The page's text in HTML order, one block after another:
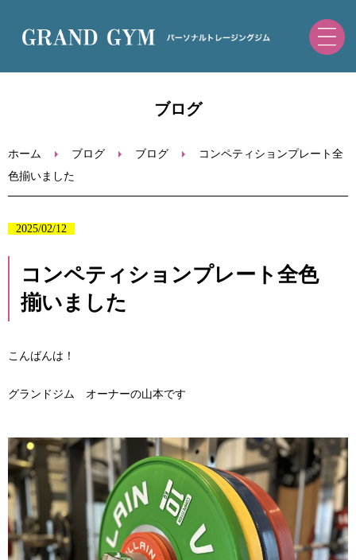
お問い合わせ
ブログ
ホーム ブログ ブログ
コンペティションプレート全
色揃いました
2025/02/12
コンペティションプレート全色
揃いました
こんばんは！
グランドジム オーナーの山本です